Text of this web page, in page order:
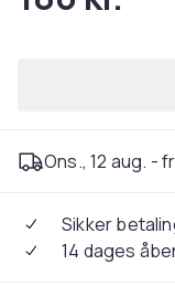
Ons., 12 aug. -
Sikker
14 dages